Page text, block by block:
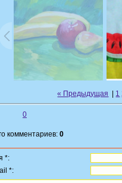
« Предыдущая 1
0
комментариев: 0
*:
*: